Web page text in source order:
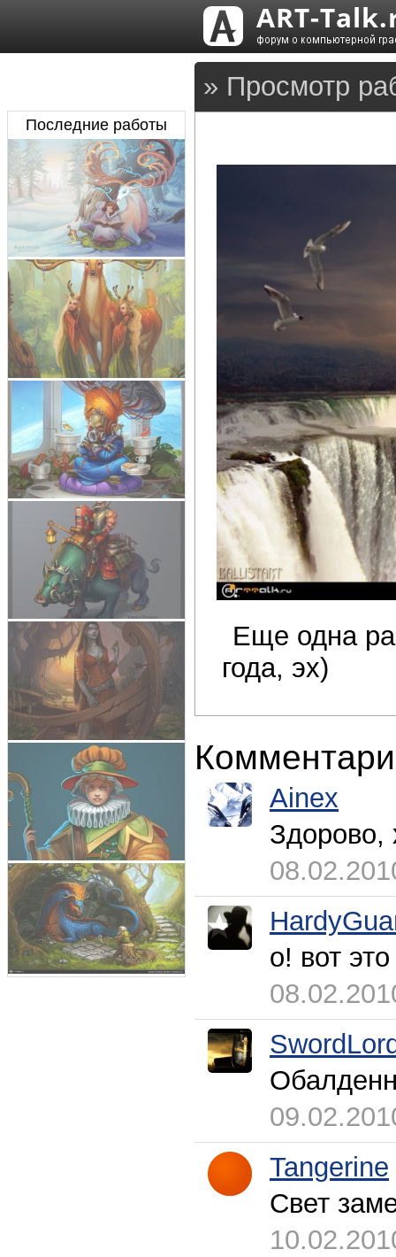
» Просмотр
Еще одна
года, эх)
Ainex
Здорово,
о! вот
Tangerine
Свет
Последние работы